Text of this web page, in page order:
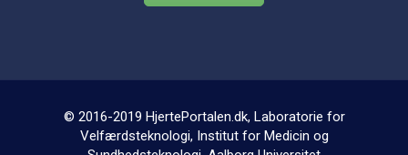
© 2016-2019 HjertePortalen.dk, Laboratorie for
Velfærdsteknologi, Institut for Medicin og